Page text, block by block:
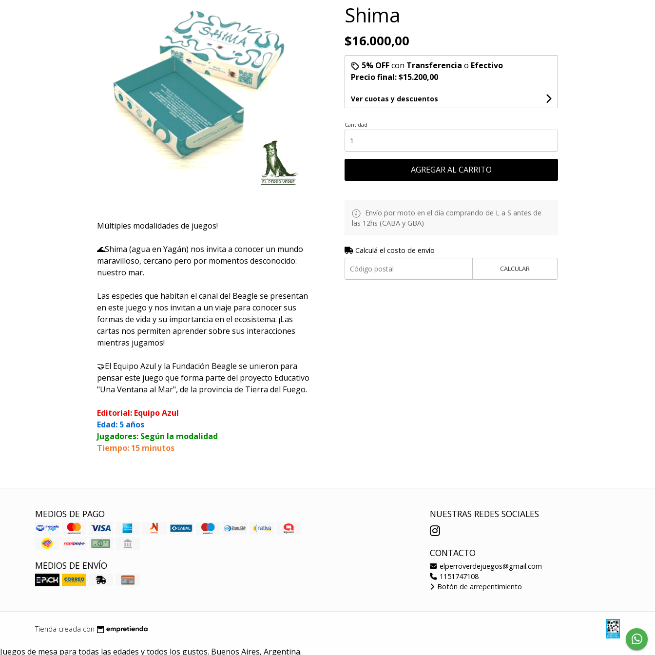
Múltiples modalidades de juegos!
🌊Shima (agua en Yagán) nos invita a conocer un mundo
maravilloso, cercano pero por momentos desconocido:
nuestro mar.
Las especies que habitan el canal del Beagle se presentan
en este juego y nos invitan a un viaje para conocer sus
formas de vida y su importancia en el ecosistema. ¡Las
cartas nos permiten aprender sobre sus interacciones
mientras jugamos!
🤝El Equipo Azul y la Fundación Beagle se unieron para
pensar este juego que forma parte del proyecto Educativo
"Una Ventana al Mar", de la provincia de Tierra del Fuego.
Editorial: Equipo Azul
Edad: 5 años
Jugadores: Según la modalidad
Tiempo: 15 minutos
Shima
$16.000,00
5% OFFcon Transferencia o Efectivo
Precio final:$15.200,00
Ver cuotas y descuentos
Cantidad
AGREGAR AL CARRITO
Envío por moto en el día comprando de L a S antes de
las 12hs (CABA y GBA)
Calculá el costo de envío
CALCULAR
MEDIOS DE PAGO
MEDIOS DE ENVÍO
NUESTRAS REDES SOCIALES
CONTACTO
elperroverdejuegos@gmail.com
1151747108
Botón de arrepentimiento
Tienda creada con
Juegos de mesa para todas las edades y todos los gustos. Buenos Aires, Argentina.